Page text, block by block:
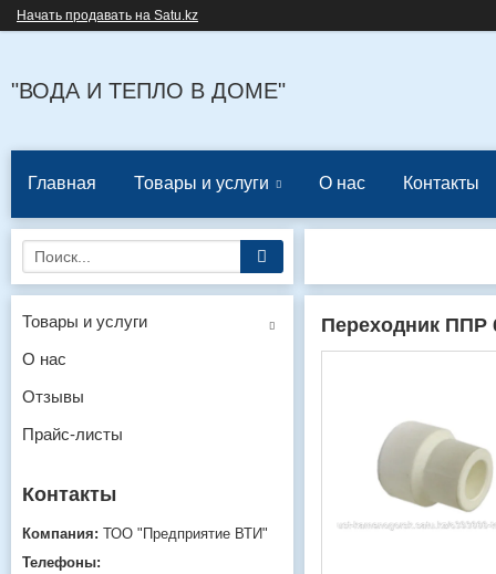
Начать продавать на Satu.kz
"ВОДА И ТЕПЛО В ДОМЕ"
Главная Товары и услуги О нас Контакты
Переходник ППР
Товары и услуги
О нас
Отзывы
Прайс-листы
ТОО "Предприятие ВТИ"